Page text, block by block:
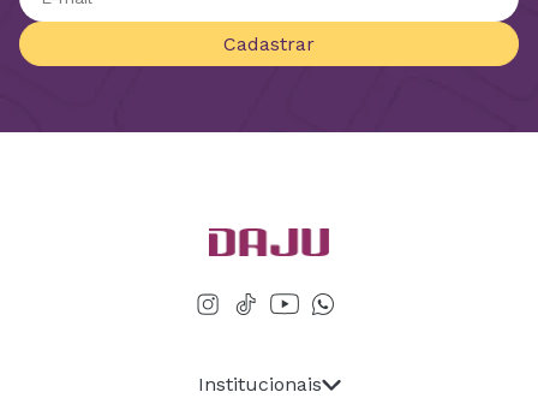
Cadastrar
Institucionais